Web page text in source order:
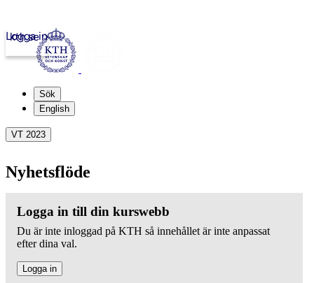
kth.se
Logga in
Sök
English
VT 2023
Nyhetsflöde
Logga in till din kurswebb
Du är inte inloggad på KTH så innehållet är inte anpassat
efter dina val.
Logga in